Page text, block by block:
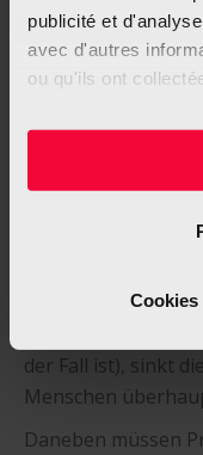
publicité et
avec d'autres
ou qu'ils ont
Cookies
Fondation
Maßnahmen
Es müssen also
Laut der Weltbank
unter jungen
der Fall ist), sinkt
Menschen
Daneben müssen